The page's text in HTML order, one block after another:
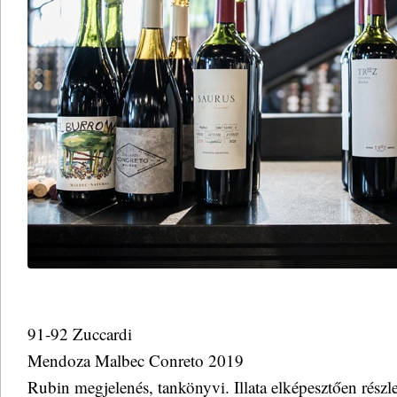
91-92 Zuccardi
Mendoza Malbec Conreto 2019
Rubin megjelenés, tankönyvi. Illata elképesztően